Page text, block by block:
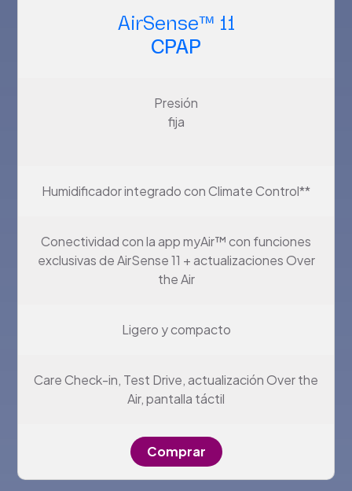
AirSense™ 11
CPAP
Presión
fija
Humidificador integrado con Climate Control**
Conectividad con la app myAir™ con funciones
exclusivas de AirSense 11 + actualizaciones Over
the Air
Ligero y compacto
Care Check-in, Test Drive, actualización Over the
Air, pantalla táctil
Comprar